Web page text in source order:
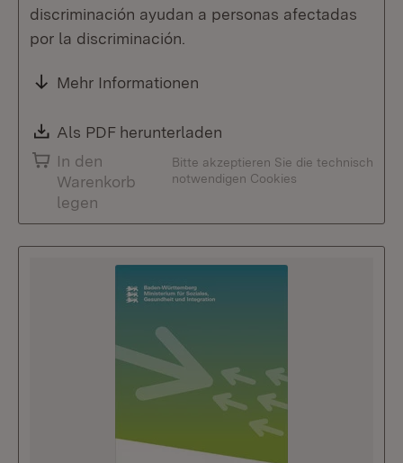
discriminación ayudan a personas afectadas
por la discriminación.
Mehr Informationen
Download:
Als PDF herunterladen
In den
Warenkorb
legen
Bitte akzeptieren Sie die technisch
notwendigen Cookies